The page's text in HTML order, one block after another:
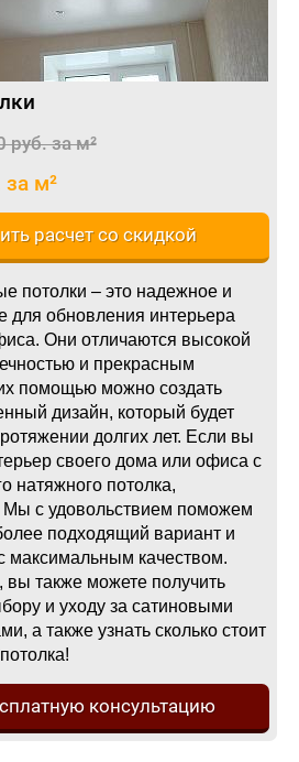
руб. за м²
м²
расчет со скидкой
потолки – это надежное и
для обновления интерьера
Они отличаются высокой
и прекрасным
помощью можно создать
дизайн, который будет
долгих лет. Если вы
своего дома или офиса с
натяжного потолка,
Мы с удовольствием поможем
подходящий вариант и
максимальным качеством.
также можете получить
и уходу за сатиновыми
а также узнать сколько стоит
консультацию